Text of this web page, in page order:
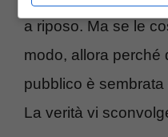
a riposo. Ma se le
modo, allora perché
pubblico è
La verità vi